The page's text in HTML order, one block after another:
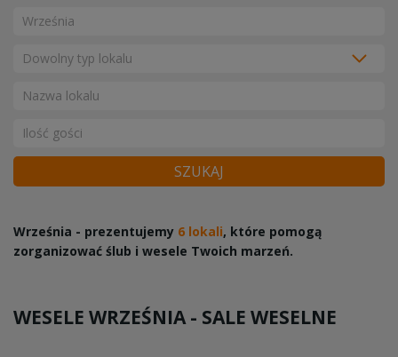
SZUKAJ
Września - prezentujemy 6 lokali, które pomogą
zorganizować ślub i wesele Twoich marzeń.
WESELE WRZEŚNIA - SALE WESELNE